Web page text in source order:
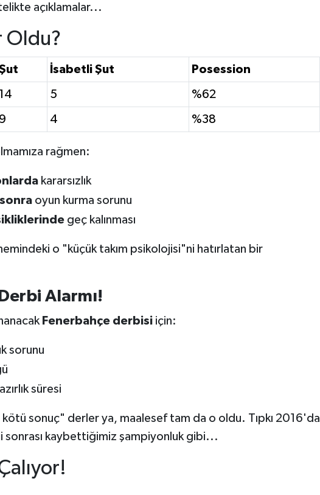
açıklamalar...
Oldu?
İsabetli Şut Posession
14 5 %62
9 4 %38
rağmen:
kararsızlık
oyun kurma sorunu
geç kalınması
o "küçük takım psikolojisi"ni hatırlatan bir
Alarmı!
Fenerbahçe derbisiiçin:
sorunu
süresi
sonuç" derler ya, maalesef tam da o oldu. Tıpkı 2016'da
sonrası kaybettiğimiz şampiyonluk gibi...